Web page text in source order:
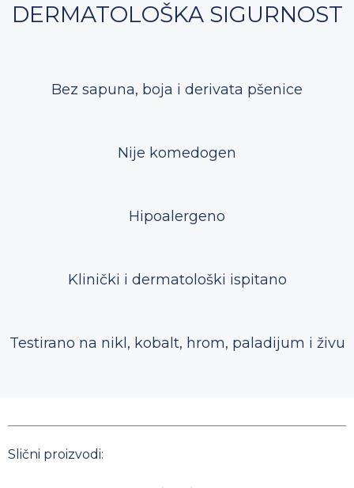
DERMATOLOŠKA SIGURNOST​
Bez sapuna, boja i derivata pšenice
Nije komedogen
Hipoalergeno
Klinički i dermatološki ispitano
Testirano na nikl, kobalt, hrom, paladijum i živu
Slični proizvodi: